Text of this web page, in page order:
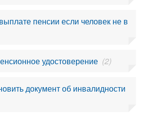
пенсии если человек не в
удостоверение (2)
документ об инвалидности